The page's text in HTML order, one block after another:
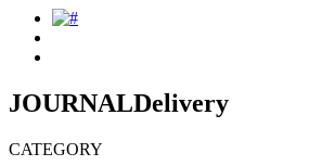
JOURNALDelivery
CATEGORY